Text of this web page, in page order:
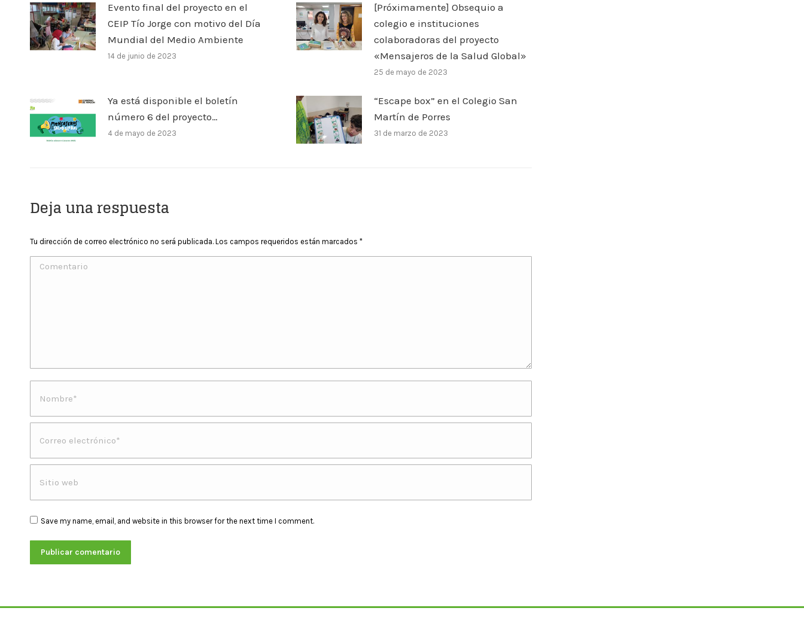
Evento final del proyecto en el
CEIP Tío Jorge con motivo del Día
Mundial del Medio Ambiente
14 de junio de 2023
[Próximamente] Obsequio a
colegio e instituciones
colaboradoras del proyecto
«Mensajeros de la Salud Global»
25 de mayo de 2023
Ya está disponible el boletín
número 6 del proyecto…
4 de mayo de 2023
“Escape box” en el Colegio San
Martín de Porres
31 de marzo de 2023
Deja una respuesta
Tu dirección de correo electrónico no será publicada. Los campos requeridos están marcados *
Comentario
Save my name, email, and website in this browser for the next time I comment.
Publicar comentario